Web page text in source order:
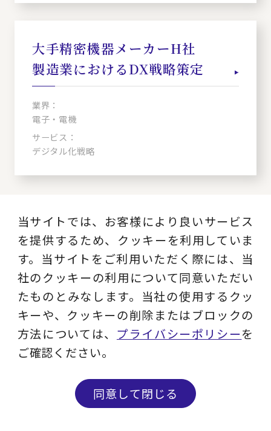
大手精密機器メーカーH社
製造業におけるDX戦略策定
業界：
電子・電機
サービス：
デジタル化戦略
コンサルティング事例一覧
職種別ソリューション
経営全般 経営企画・事業戦略
人事
当サイトでは、お客様により良いサービス
を提供するため、クッキーを利用していま
す。当サイトをご利用いただく際には、当
社のクッキーの利用について同意いただい
たものとみなします。当社の使用するクッ
キーや、クッキーの削除またはブロックの
方法については、 プライバシーポリシーを
ご確認ください。
同意して閉じる